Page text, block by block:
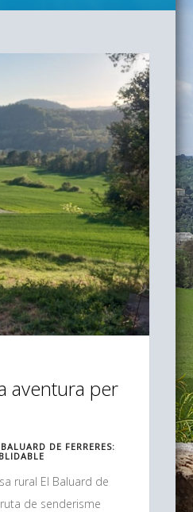
aventura per
DE FERRERES:
rural El Baluard de
de senderisme